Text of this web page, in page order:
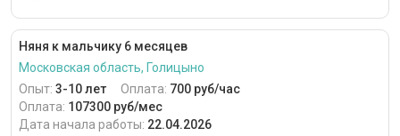
Няня к мальчику 6 месяцев
Московская область, Голицыно
Опыт: 3-10 лет Оплата: 700 руб/час
Оплата: 107300 руб/мес
Дата начала работы: 22.04.2026